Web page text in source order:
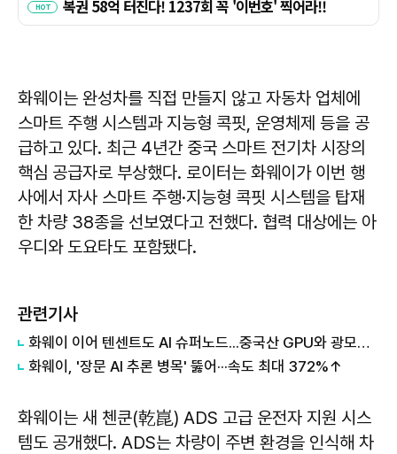
화웨이는 완성차를 직접 만들지 않고 자동차 업체에
스마트 주행 시스템과 지능형 콕핏, 운영체제 등을 공
급하고 있다. 최근 4년간 중국 스마트 전기차 시장의
핵심 공급자로 부상했다. 로이터는 화웨이가 이번 행
사에서 자사 스마트 주행·지능형 콕핏 시스템을 탑재
한 차량 38종을 선보였다고 전했다. 협력 대상에는 아
우디와 도요타도 포함됐다.
관련기사
화웨이 이어 텐센트도 AI 슈퍼노드...중국산 GPU와 광모듈 사용
화웨이, '장문 AI 추론 병목' 뚫어···속도 최대 372%↑
화웨이는 새 첸쿤(乾崑) ADS 고급 운전자 지원 시스
템도 공개했다. ADS는 차량이 주변 환경을 인식해 차